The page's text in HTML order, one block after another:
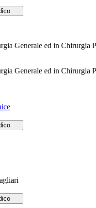
Generale ed in Chirurgia
Generale ed in Chirurgia